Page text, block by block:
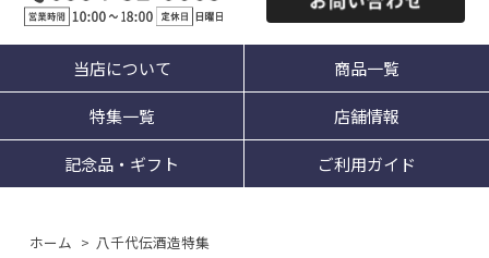
当店について 商品一覧
特集一覧 店舗情報
記念品・ギフト ご利用ガイド
ホーム > 八千代伝酒造特集